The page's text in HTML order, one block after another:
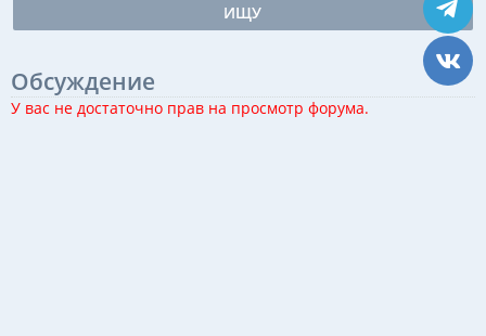
ИЩУ
Обсуждение
У вас не достаточно прав на просмотр форума.